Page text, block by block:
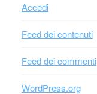
Accedi
Feed dei contenuti
Feed dei commenti
WordPress.org